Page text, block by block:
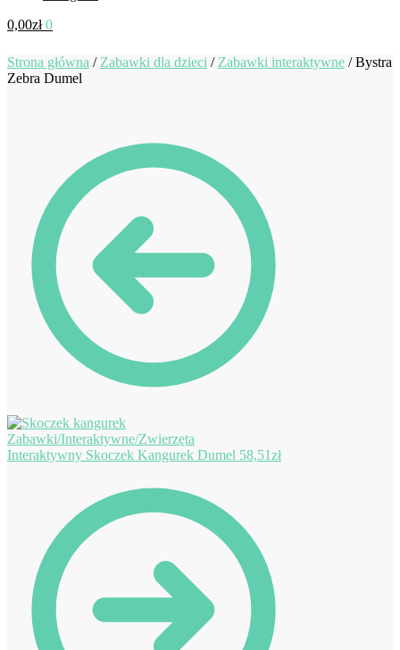
0,00zł 0
Strona główna / Zabawki dla dzieci / Zabawki interaktywne /Bystra
Zebra Dumel
Interaktywny Skoczek Kangurek Dumel 58,51zł